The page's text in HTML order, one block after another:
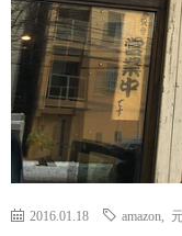
2016.01.18 amazon